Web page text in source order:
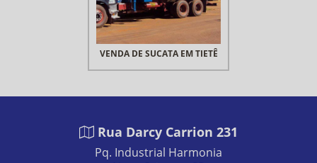
VENDA DE SUCATA EM TIETÊ
Rua Darcy Carrion 231
Pq. Industrial Harmonia